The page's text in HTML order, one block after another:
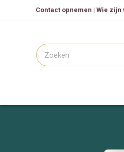
Contact opnemen | Wie zijn